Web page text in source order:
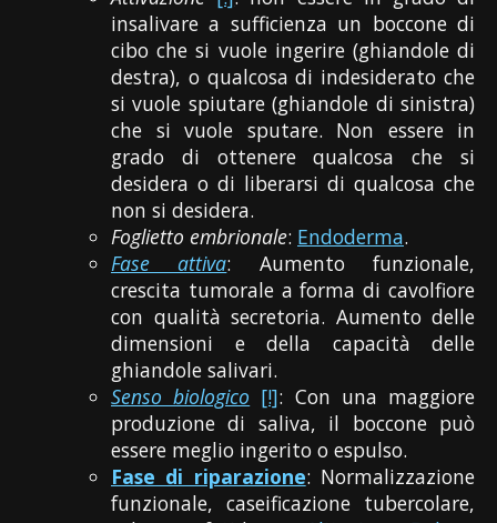
insalivare a sufficienza un boccone di
cibo che si vuole ingerire (ghiandole di
destra), o qualcosa di indesiderato che
si vuole spiutare (ghiandole di sinistra)
che si vuole sputare. Non essere in
grado di ottenere qualcosa che si
desidera o di liberarsi di qualcosa che
non si desidera.
Foglietto embrionale: Endoderma.
Fase attiva: Aumento funzionale,
crescita tumorale a forma di cavolfiore
con qualità secretoria. Aumento delle
dimensioni e della capacità delle
ghiandole salivari.
Senso biologico [!]: Con una maggiore
produzione di saliva, il boccone può
essere meglio ingerito o espulso.
Fase di riparazione: Normalizzazione
funzionale, caseificazione tubercolare,